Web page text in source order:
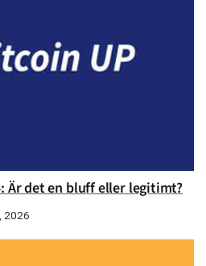
Är det en bluff eller legitimt?
2026